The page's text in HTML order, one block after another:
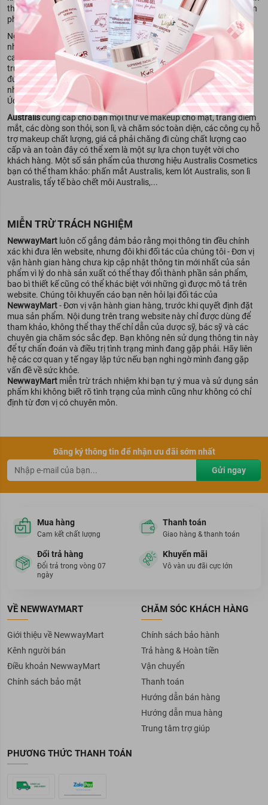
thương hiệu được nhiều tín đồ làm đẹp yêu thích lựa chọn là các sản
phẩm của hãng có mức giá khá bình dân.
Ngoài ra
Australis Cosmeticscòn là một trong những thương hiệu
nhận được công nhận CCF – Không thử nghiệm trên động vật, và
cam kết chỉ sản xuất mỹ phẩm có tính chất thân thiện với môi
trường. Australis đã vận hành thành công với triết lý làm đẹp đạo
đức trong vòng 30 năm qua để khẳng định vai trò là 1 trong những
nhà cung cấp sản phẩm trang điểm và mỹ phẩm chất lượng cao ở
Úc.
Australiscung cấp cho bạn mọi thứ về makeup cho mặt, trang điểm
mắt, các dòng son thỏi, son lì, và chăm sóc toàn diện, các công cụ hỗ
trợ makeup chất lượng, giá cả phải chăng đi cùng chất lượng cao
cấp và an toàn đây có thể xem là một sự lựa chọn tuyệt vời cho
khách hàng. Một số sản phẩm của thương hiệu Australis Cosmetics
bạn có thể tham khảo: phấn mắt Australis, kem lót Australis, son lì
Australis, tẩy tế bào chết môi Australis,...
MIỄN TRỪ TRÁCH NGHIỆM
NewwayMart luôn cố gắng đảm bảo rằng mọi thông tin đều chính
xác khi đưa lên website, nhưng đôi khi đối tác của chúng tôi - Đơn vị
vận hành gian hàng chưa kịp cập nhật thông tin mới nhất của sản
phẩm vì lý do nhà sản xuất có thể thay đổi thành phần sản phẩm,
bao bì thiết kế cũng có thể khác biệt với những gì được mô tả trên
website. Chúng tôi khuyến cáo bạn nên hỏi lại đối tác của
NewwayMart- Đơn vị vận hành gian hàng, trước khi quyết định đặt
mua sản phẩm. Nội dung trên trang website này chỉ được dùng để
tham khảo, không thể thay thế chỉ dẫn của dược sỹ, bác sỹ và các
chuyên gia chăm sóc sắc đẹp. Bạn không nên sử dụng thông tin này
để tự chẩn đoán và điều trị tình trạng mình đang gặp phải. Hãy liên
hệ các cơ quan y tế ngay lập tức nếu bạn nghi ngờ mình đang gặp
vấn đề về sức khỏe.
NewwayMart miễn trừ trách nhiệm khi bạn tự ý mua và sử dụng sản
phẩm khi không biết rõ tình trạng của mình cũng như không có chỉ
định từ đơn vị có chuyên môn.
Đăng ký thông tin để nhận ưu đãi sớm nhất
Gửi ngay
Mua hàng
Cam kết chất lượng
Thanh toán
Giao hàng & thanh toán
Đổi trả hàng
Đổi trả trong vòng 07
ngày
Khuyến mãi
Vô vàn ưu đãi cực lớn
VỀ NEWWAYMART
Giới thiệu về NewwayMart
Kênh người bán
Điều khoản NewwayMart
Chính sách bảo mật
CHĂM SÓC KHÁCH HÀNG
Chính sách bảo hành
Trả hàng & Hoàn tiền
Vận chuyển
Thanh toán
Hướng dẫn bán hàng
Hướng dẫn mua hàng
Trung tâm trợ giúp
PHƯƠNG THỨC THANH TOÁN